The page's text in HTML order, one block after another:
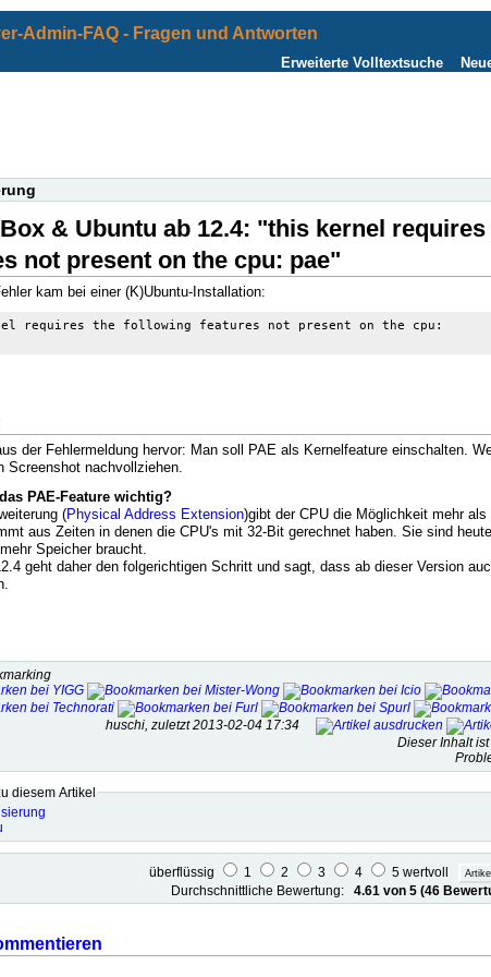
Admin-FAQ - Fragen und Antworten
Erweiterte Volltextsuche
& Ubuntu ab 12.4: "this kernel
not present on the cpu: pae"
kam bei einer (K)Ubuntu-Installation:
requires the following features not present on the cpu:
der Fehlermeldung hervor: Man soll PAE als Kernelfeature einschalten.
Screenshot nachvollziehen.
PAE-Feature wichtig?
(Physical Address Extension)gibt der CPU die Möglichkeit mehr
aus Zeiten in denen die CPU's mit 32-Bit gerechnet haben. Sie sind
Speicher braucht.
geht daher den folgerichtigen Schritt und sagt, dass ab dieser Version
huschi, zuletzt 2013-02-04 17:34
Dieser Inhalt
diesem Artikel
überflüssig 1 2 3 4
5 wertvoll
Durchschnittliche Bewertung: 4.61 von 5 (46